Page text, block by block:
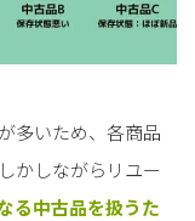
多いため、各商品
かしながらリユー
る中古品を扱うた